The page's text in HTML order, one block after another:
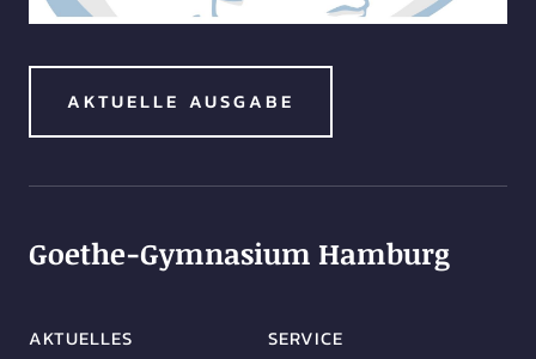
AKTUELLE AUSGABE
Goethe-Gymnasium Hamburg
AKTUELLES SERVICE